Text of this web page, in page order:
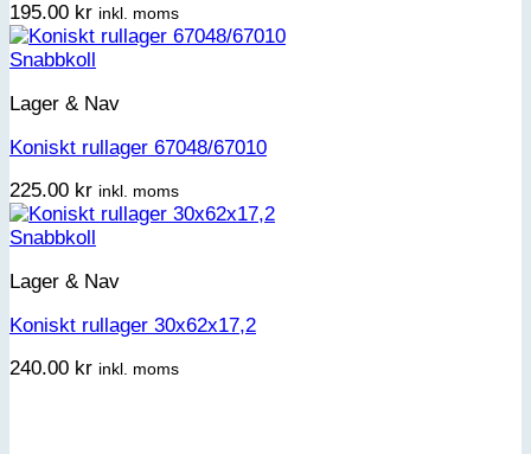
195.00 kr inkl. moms
Snabbkoll
Lager & Nav
Koniskt rullager 67048/67010
225.00 kr inkl. moms
Snabbkoll
Lager & Nav
Koniskt rullager 30x62x17,2
240.00 kr inkl. moms